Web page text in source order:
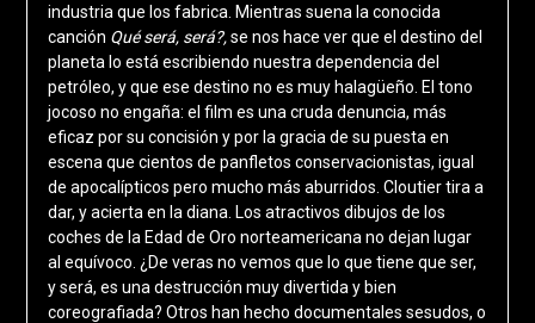
industria que los fabrica. Mientras suena la conocida
canción Qué será, será?,se nos hace ver que el destino del
planeta lo está escribiendo nuestra dependencia del
petróleo, y que ese destino no es muy halagüeño. El tono
jocoso no engaña: el film es una cruda denuncia, más
eficaz por su concisión y por la gracia de su puesta en
escena que cientos de panfletos conservacionistas, igual
de apocalípticos pero mucho más aburridos. Cloutier tira a
dar, y acierta en la diana. Los atractivos dibujos de los
coches de la Edad de Oro norteamericana no dejan lugar
al equívoco. ¿De veras no vemos que lo que tiene que ser,
y será, es una destrucción muy divertida y bien
coreografiada? Otros han hecho documentales sesudos, o